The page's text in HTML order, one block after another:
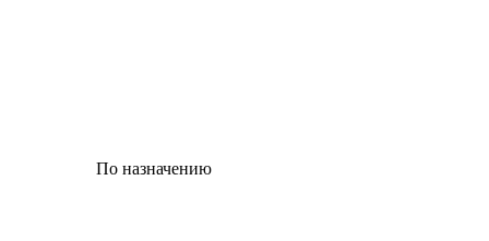
По назначению